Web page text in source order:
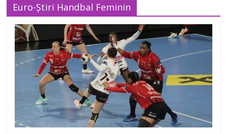
Euro-Știri Handbal Feminin